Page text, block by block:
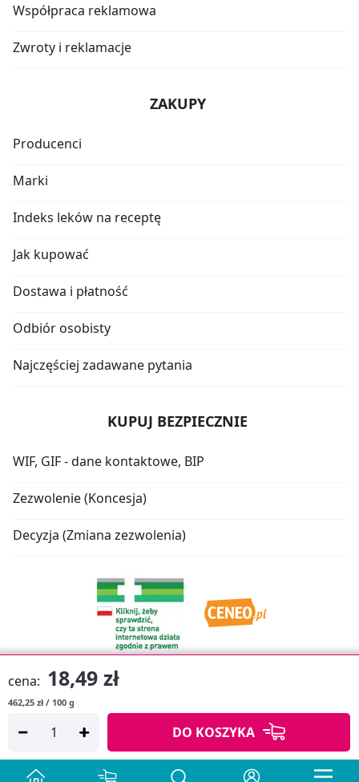
cena: 18,49 zł
462,25 zł / 100 g
DO KOSZYKA
Współpraca reklamowa
Zwroty i reklamacje
ZAKUPY
Producenci
Marki
Indeks leków na receptę
Jak kupować
Dostawa i płatność
Odbiór osobisty
Najczęściej zadawane pytania
KUPUJ BEZPIECZNIE
WIF, GIF - dane kontaktowe, BIP
Zezwolenie (Koncesja)
Decyzja (Zmiana zezwolenia)
Copyright © 2026
APTUSSHOP
Projekt strony: MEDICARE.PL iAPTUS.PL